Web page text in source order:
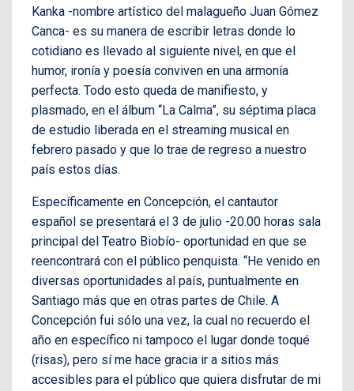
Kanka -nombre artístico del malagueño Juan Gómez
Canca- es su manera de escribir letras donde lo
cotidiano es llevado al siguiente nivel, en que el
humor, ironía y poesía conviven en una armonía
perfecta. Todo esto queda de manifiesto, y
plasmado, en el álbum “La Calma”, su séptima placa
de estudio liberada en el streaming musical en
febrero pasado y que lo trae de regreso a nuestro
país estos días.
Específicamente en Concepción, el cantautor
español se presentará el 3 de julio -20.00 horas sala
principal del Teatro Biobío- oportunidad en que se
reencontrará con el público penquista. “He venido en
diversas oportunidades al país, puntualmente en
Santiago más que en otras partes de Chile. A
Concepción fui sólo una vez, la cual no recuerdo el
año en específico ni tampoco el lugar donde toqué
(risas), pero sí me hace gracia ir a sitios más
accesibles para el público que quiera disfrutar de mi